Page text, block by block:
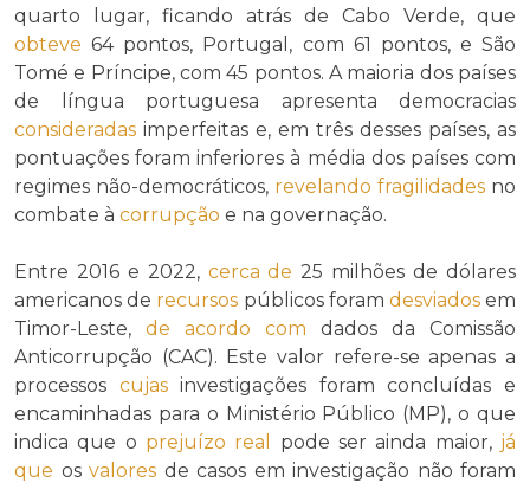
quarto lugar, ficando atrás de Cabo Verde, que
obteve 64 pontos, Portugal, com 61 pontos, e São
Tomé e Príncipe, com 45 pontos. A maioria dos países
de língua portuguesa apresenta democracias
consideradas imperfeitas e, em três desses países, as
pontuações foram inferiores à média dos países com
regimes não-democráticos, revelando fragilidades no
combate à corrupção e na governação.
Entre 2016 e 2022, cerca de 25 milhões de dólares
americanos de recursos públicos foram desviadosem
Timor-Leste, de acordo com dados da Comissão
Anticorrupção (CAC). Este valor refere-se apenas a
processos cujasinvestigações foram concluídas e
encaminhadas para o Ministério Público (MP), o que
indica que o prejuízo real pode ser ainda maior, já
que os valores de casos em investigação não foram